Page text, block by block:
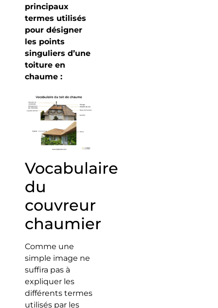
principaux
termes utilisés
pour désigner
les points
singuliers d’une
toiture en
chaume :
Vocabulaire
du
couvreur
chaumier
Comme une
simple image ne
suffira pas à
expliquer les
différents termes
utilisés par les